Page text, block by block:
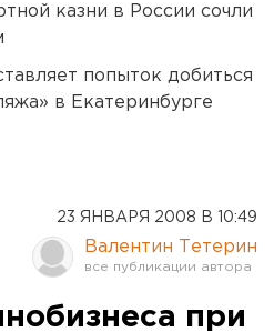
казни в России сочли
попыток добиться
в Екатеринбурге
23 ЯНВАРЯ 2008 В 10:49
Валентин Тетерин
при